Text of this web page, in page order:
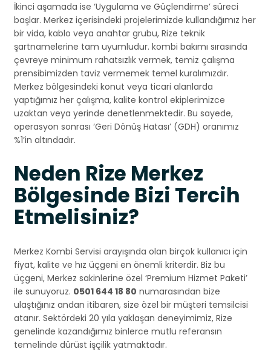
İkinci aşamada ise ‘Uygulama ve Güçlendirme’ süreci
başlar. Merkez içerisindeki projelerimizde kullandığımız her
bir vida, kablo veya anahtar grubu, Rize teknik
şartnamelerine tam uyumludur. kombi bakımı sırasında
çevreye minimum rahatsızlık vermek, temiz çalışma
prensibimizden taviz vermemek temel kuralımızdır.
Merkez bölgesindeki konut veya ticari alanlarda
yaptığımız her çalışma, kalite kontrol ekiplerimizce
uzaktan veya yerinde denetlenmektedir. Bu sayede,
operasyon sonrası ‘Geri Dönüş Hatası’ (GDH) oranımız
%1’in altındadır.
Neden Rize Merkez
Bölgesinde Bizi Tercih
Etmelisiniz?
Merkez Kombi Servisi arayışında olan birçok kullanıcı için
fiyat, kalite ve hız üçgeni en önemli kriterdir. Biz bu
üçgeni, Merkez sakinlerine özel ‘Premium Hizmet Paketi’
ile sunuyoruz. 0501 644 18 80 numarasından bize
ulaştığınız andan itibaren, size özel bir müşteri temsilcisi
atanır. Sektördeki 20 yıla yaklaşan deneyimimiz, Rize
genelinde kazandığımız binlerce mutlu referansın
temelinde dürüst işçilik yatmaktadır.